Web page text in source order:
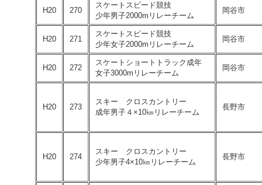
H20 270
スケートスピード競技
少年男子2000mリレーチーム
岡谷市
H20 271
スケートスピード競技
少年女子2000mリレーチーム
岡谷市
H20 272
スケートショートトラック成年
女子3000mリレーチーム
岡谷市
H20 273
スキー クロスカントリー
成年男子４×10㎞リレーチーム
長野市
H20 274
スキー クロスカントリー
少年男子4×10㎞リレーチーム
長野市